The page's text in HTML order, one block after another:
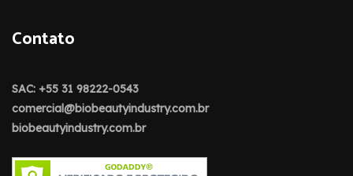
Contato
SAC: +55 31 98222-0543
comercial@biobeautyindustry.com.br
biobeautyindustry.com.br